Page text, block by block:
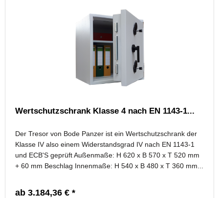
Wertschutzschrank Klasse 4 nach EN 1143-1...
Der Tresor von Bode Panzer ist ein Wertschutzschrank der
Klasse IV also einem Widerstandsgrad IV nach EN 1143-1
und ECB'S geprüft Außenmaße: H 620 x B 570 x T 520 mm
+ 60 mm Beschlag Innenmaße: H 540 x B 480 x T 360 mm...
ab 3.184,36 € *